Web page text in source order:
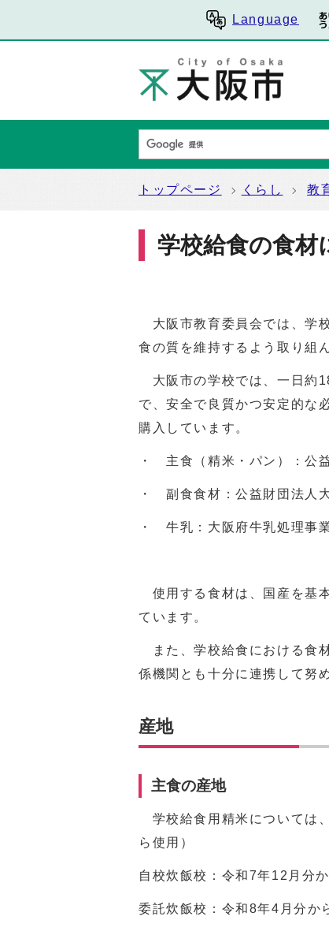
Language
トップページ くらし 教
学校給食の食材
大阪市教育委員会では、学
食の質を維持するよう取り組
大阪市の学校では、一日約
で、安全で良質かつ安定的な
購入しています。
・ 主食（精米・パン）：公
・ 副食食材：公益財団法人
・ 牛乳：大阪府牛乳処理事
使用する食材は、国産を基
ています。
また、学校給食における食
係機関とも十分に連携して努
産地
主食の産地
学校給食用精米については
ら使用）
自校炊飯校：令和7年12月分
委託炊飯校：令和8年4月分